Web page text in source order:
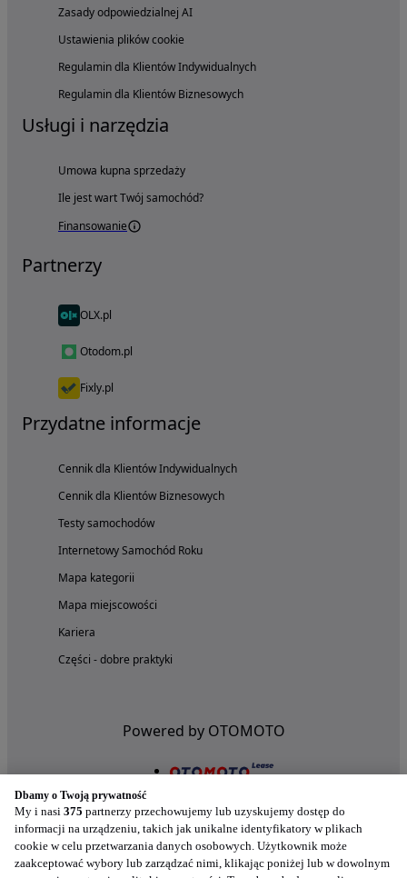
Zasady odpowiedzialnej AI
Ustawienia plików cookie
Regulamin dla Klientów Indywidualnych
Regulamin dla Klientów Biznesowych
Usługi i narzędzia
Umowa kupna sprzedaży
Ile jest wart Twój samochód?
Finansowanie
Partnerzy
OLX.pl
Otodom.pl
Fixly.pl
Przydatne informacje
Cennik dla Klientów Indywidualnych
Cennik dla Klientów Biznesowych
Testy samochodów
Internetowy Samochód Roku
Mapa kategorii
Mapa miejscowości
Kariera
Części - dobre praktyki
Powered by OTOMOTO
Dbamy o Twoją prywatność
My i nasi 375 partnerzy przechowujemy lub uzyskujemy dostęp do
informacji na urządzeniu, takich jak unikalne identyfikatory w plikach
cookie w celu przetwarzania danych osobowych. Użytkownik może
zaakceptować wybory lub zarządzać nimi, klikając poniżej lub w dowolnym